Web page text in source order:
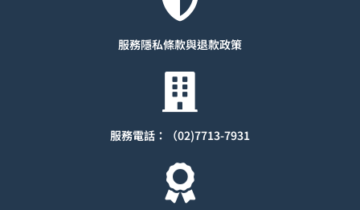
服務隱私條款與退款政策
服務電話：（02)7713-7931